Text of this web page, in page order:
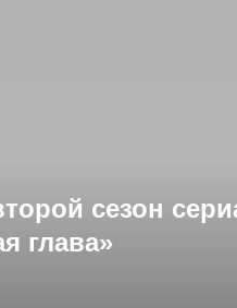
сезон
глава»